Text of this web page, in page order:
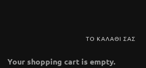
ΤΟ ΚΑΛΑΘΙ ΣΑΣ
Your shopping cart is empty.